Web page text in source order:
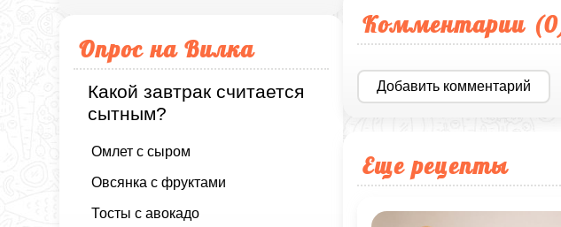
Опрос на Вилка
Какой завтрак считается
сытным?
Омлет с сыром
Овсянка с фруктами
Тосты с авокадо
Комментарии (0
Добавить комментарий
Еще рецепты